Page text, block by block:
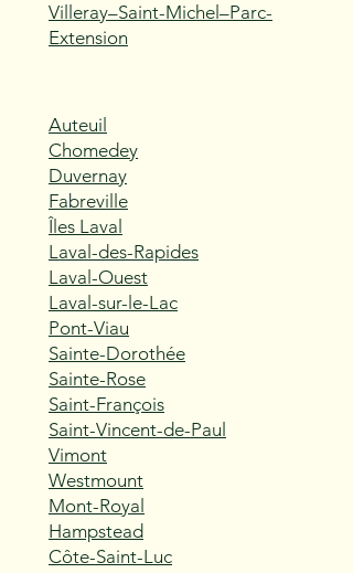
Villeray–Saint-Michel–Parc-
Extension
Auteuil
Chomedey
Duvernay
Fabreville
Îles Laval
Laval-des-Rapides
Laval-Ouest
Laval-sur-le-Lac
Pont-Viau
Sainte-Dorothée
Sainte-Rose
Saint-François
Saint-Vincent-de-Paul
Vimont
Westmount
Mont-Royal
Hampstead
Côte-Saint-Luc